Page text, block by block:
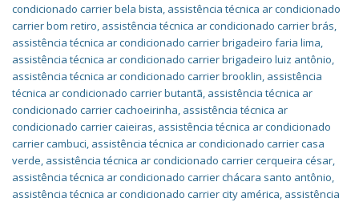
condicionado carrier bela bista, assistência técnica ar condicionado
carrier bom retiro, assistência técnica ar condicionado carrier brás,
assistência técnica ar condicionado carrier brigadeiro faria lima,
assistência técnica ar condicionado carrier brigadeiro luiz antônio,
assistência técnica ar condicionado carrier brooklin, assistência
técnica ar condicionado carrier butantã, assistência técnica ar
condicionado carrier cachoeirinha, assistência técnica ar
condicionado carrier caieiras, assistência técnica ar condicionado
carrier cambuci, assistência técnica ar condicionado carrier casa
verde, assistência técnica ar condicionado carrier cerqueira césar,
assistência técnica ar condicionado carrier chácara santo antônio,
assistência técnica ar condicionado carrier city américa, assistência